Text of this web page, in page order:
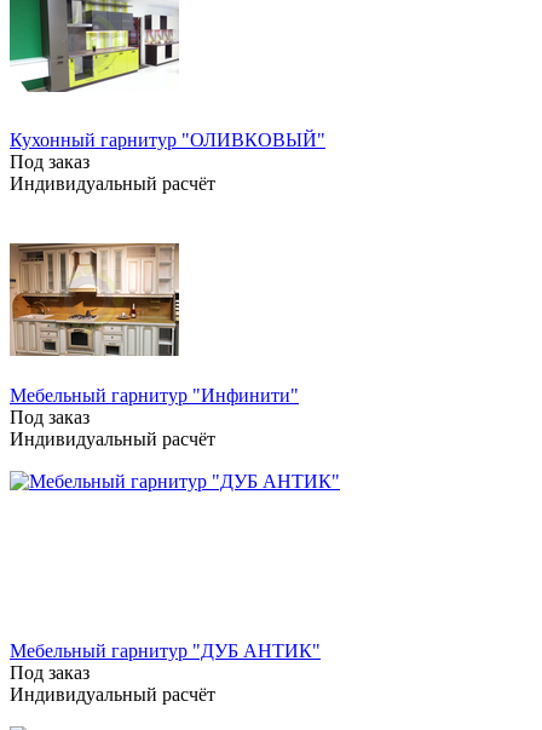
Кухонный гарнитур "ОЛИВКОВЫЙ"
Под заказ
Индивидуальный расчёт
Мебельный гарнитур "Инфинити"
Под заказ
Индивидуальный расчёт
Мебельный гарнитур "ДУБ АНТИК"
Под заказ
Индивидуальный расчёт